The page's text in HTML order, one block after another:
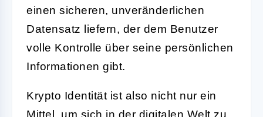
einen sicheren, unveränderlichen
Datensatz liefern, der dem Benutzer
volle Kontrolle über seine persönlichen
Informationen gibt.
Krypto Identität ist also nicht nur ein
Mittel, um sich in der digitalen Welt zu